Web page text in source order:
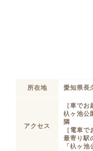
所在地 愛知県長
アクセス
［車でお
杁ヶ池公
隣
［電車で
最寄り駅
「杁ヶ